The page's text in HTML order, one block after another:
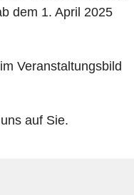
dem 1. April 2025
Veranstaltungsbild
auf Sie.